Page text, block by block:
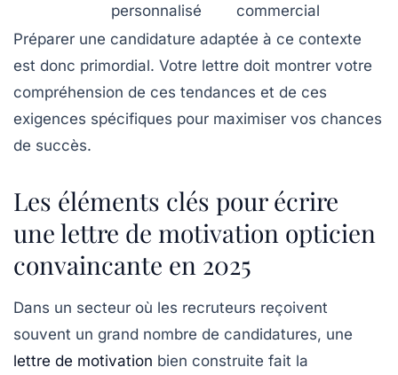
personnalisé
commercial
Préparer une candidature adaptée à ce contexte
est donc primordial. Votre lettre doit montrer votre
compréhension de ces tendances et de ces
exigences spécifiques pour maximiser vos chances
de succès.
Les éléments clés pour écrire
une lettre de motivation opticien
convaincante en 2025
Dans un secteur où les recruteurs reçoivent
souvent un grand nombre de candidatures, une
lettre de motivation bien construite fait la